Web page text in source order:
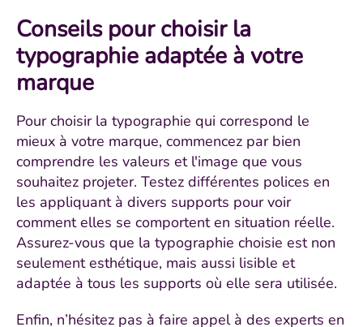
Conseils pour choisir la
typographie adaptée à votre
marque
Pour choisir la typographie qui correspond le
mieux à votre marque, commencez par bien
comprendre les valeurs et l'image que vous
souhaitez projeter. Testez différentes polices en
les appliquant à divers supports pour voir
comment elles se comportent en situation réelle.
Assurez-vous que la typographie choisie est non
seulement esthétique, mais aussi lisible et
adaptée à tous les supports où elle sera utilisée.
Enfin, n’hésitez pas à faire appel à des experts en